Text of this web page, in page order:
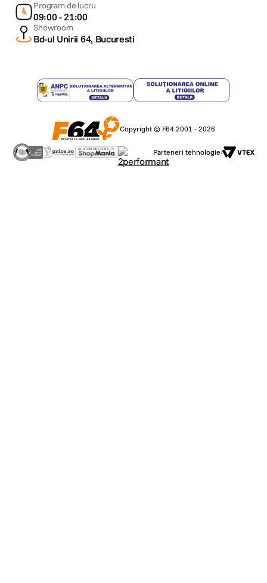
Program de lucru
09:00 - 21:00
Showroom
Bd-ul Unirii 64, Bucuresti
Copyright © F64 2001 - 2026
Parteneri tehnologie: